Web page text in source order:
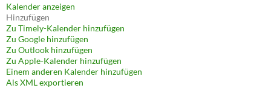
Kalender anzeigen
Hinzufügen
Zu Timely-Kalender hinzufügen
Zu Google hinzufügen
Zu Outlook hinzufügen
Zu Apple-Kalender hinzufügen
Einem anderen Kalender hinzufügen
Als XML exportieren